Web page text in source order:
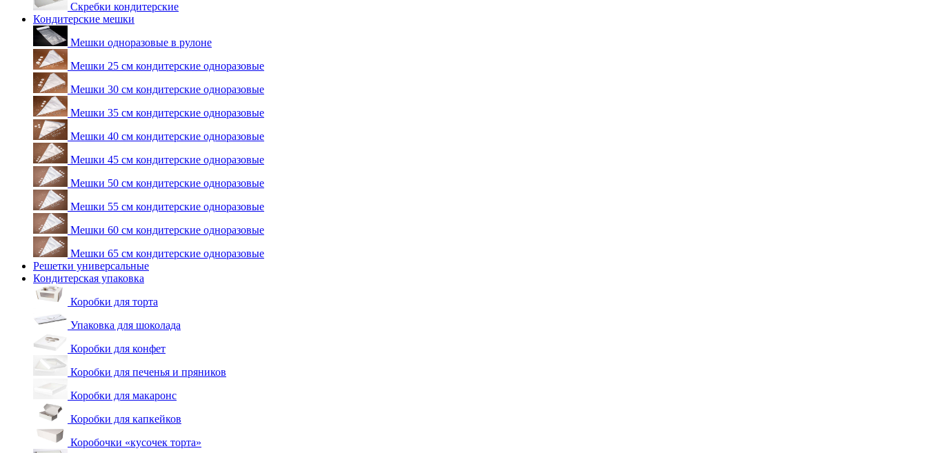
Скребки кондитерские
Кондитерские мешки
Мешки одноразовые в рулоне
Мешки 25 см кондитерские одноразовые
Мешки 30 см кондитерские одноразовые
Мешки 35 см кондитерские одноразовые
Мешки 40 см кондитерские одноразовые
Мешки 45 см кондитерские одноразовые
Мешки 50 см кондитерские одноразовые
Мешки 55 см кондитерские одноразовые
Мешки 60 см кондитерские одноразовые
Мешки 65 см кондитерские одноразовые
Решетки универсальные
Кондитерская упаковка
Коробки для торта
Упаковка для шоколада
Коробки для конфет
Коробки для печенья и пряников
Коробки для макаронс
Коробки для капкейков
Коробочки «кусочек торта»